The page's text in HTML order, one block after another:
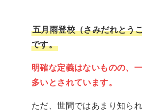
五月雨登校（さみだれとう
です。
明確な定義はないものの、
多いとされています。
ただ、世間ではあまり知ら